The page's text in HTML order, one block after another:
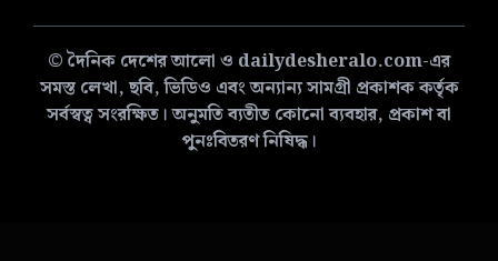
© দৈনিক দেশের আলো ও dailydesheralo.com-এর
সমস্ত লেখা, ছবি, ভিডিও এবং অন্যান্য সামগ্রী প্রকাশক কর্তৃক
সর্বস্বত্ব সংরক্ষিত। অনুমতি ব্যতীত কোনো ব্যবহার, প্রকাশ বা
পুনঃবিতরণ নিষিদ্ধ।